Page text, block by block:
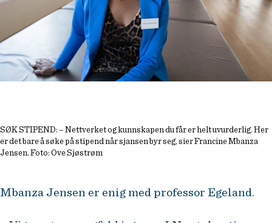
SØK STIPEND: – Nettverket og kunnskapen du får er helt uvurderlig. Her
er det bare å søke på stipend når sjansen byr seg, sier Francine Mbanza
Jensen. Foto: Ove Sjøstrøm
Mbanza Jensen er enig med professor Egeland.